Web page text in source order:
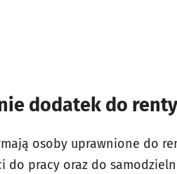
dodatek do
osoby uprawnione do
pracy oraz do